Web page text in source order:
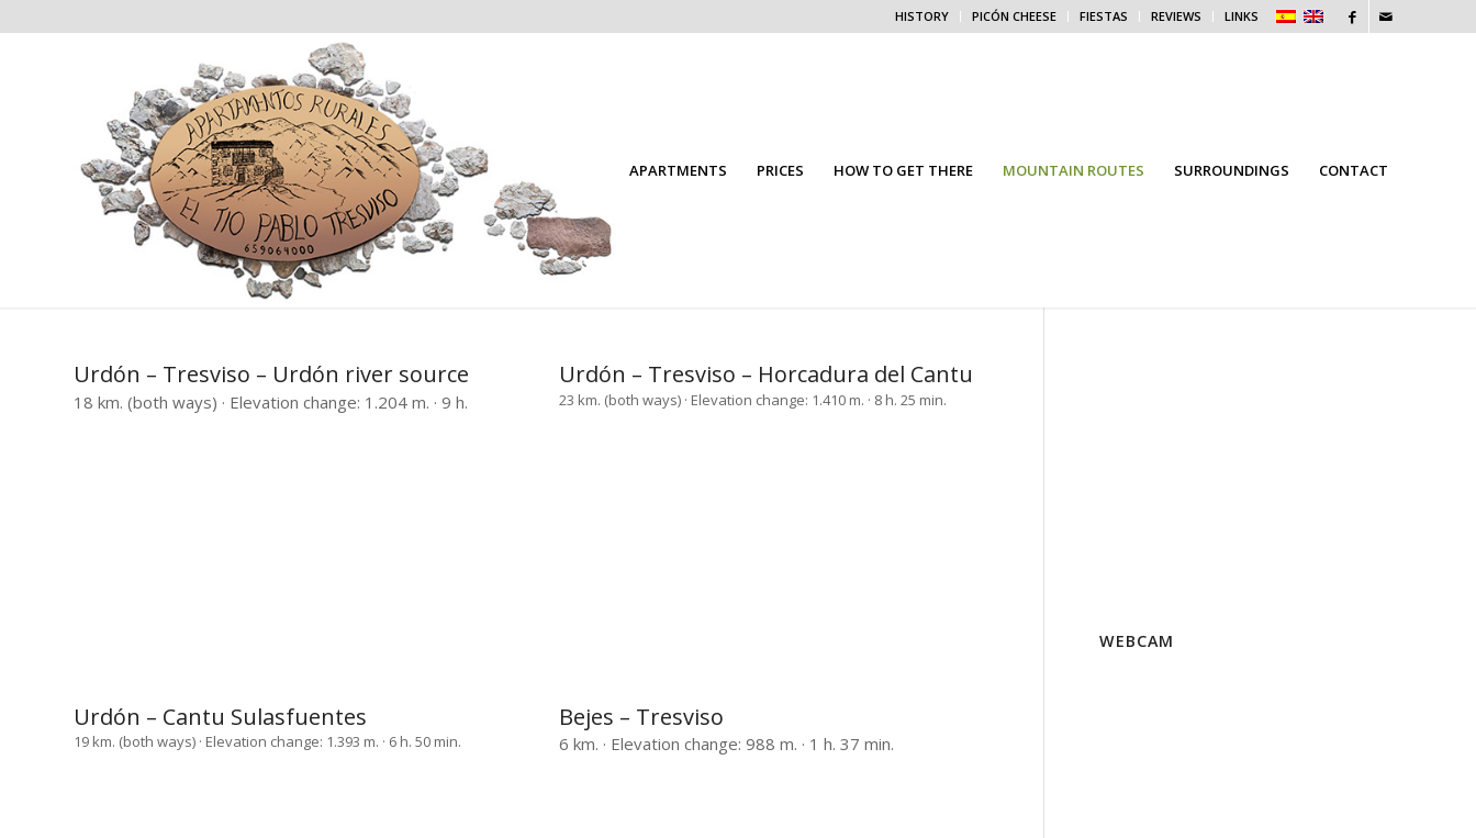
HISTORY PICÓN CHEESE FIESTAS REVIEWS LINKS
APARTMENTS PRICES HOW TO GET THERE MOUNTAIN ROUTES SURROUNDINGS CONTACT
Urdón – Tresviso – Urdón river source
18 km. (both ways) · Elevation change: 1.204 m. · 9 h.
Urdón – Tresviso – Horcadura del Cantu
23 km. (both ways) · Elevation change: 1.410 m. · 8 h. 25 min.
Urdón – Cantu Sulasfuentes
19 km. (both ways) · Elevation change: 1.393 m. · 6 h. 50 min.
Bejes – Tresviso
6 km. · Elevation change: 988 m. · 1 h. 37 min.
WEBCAM